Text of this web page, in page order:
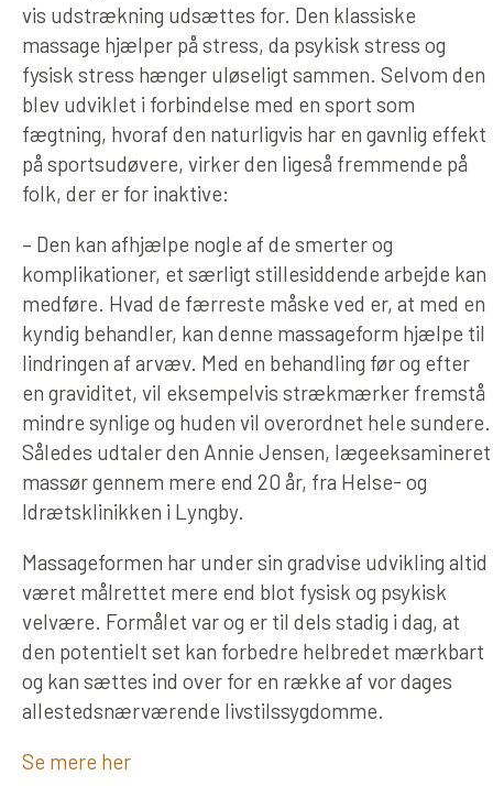
vis udstrækning udsættes for. Den klassiske
massage hjælper på stress, da psykisk stress og
fysisk stress hænger uløseligt sammen. Selvom den
blev udviklet i forbindelse med en sport som
fægtning, hvoraf den naturligvis har en gavnlig effekt
på sportsudøvere, virker den ligeså fremmende på
folk, der er for inaktive:
– Den kan afhjælpe nogle af de smerter og
komplikationer, et særligt stillesiddende arbejde kan
medføre. Hvad de færreste måske ved er, at med en
kyndig behandler, kan denne massageform hjælpe til
lindringen af arvæv. Med en behandling før og efter
en graviditet, vil eksempelvis strækmærker fremstå
mindre synlige og huden vil overordnet hele sundere.
Således udtaler den Annie Jensen, lægeeksamineret
massør gennem mere end 20 år, fra Helse- og
Idrætsklinikken i Lyngby.
Massageformen har under sin gradvise udvikling altid
været målrettet mere end blot fysisk og psykisk
velvære. Formålet var og er til dels stadig i dag, at
den potentielt set kan forbedre helbredet mærkbart
og kan sættes ind over for en række af vor dages
allestedsnærværende livstilssygdomme.
Se mere her